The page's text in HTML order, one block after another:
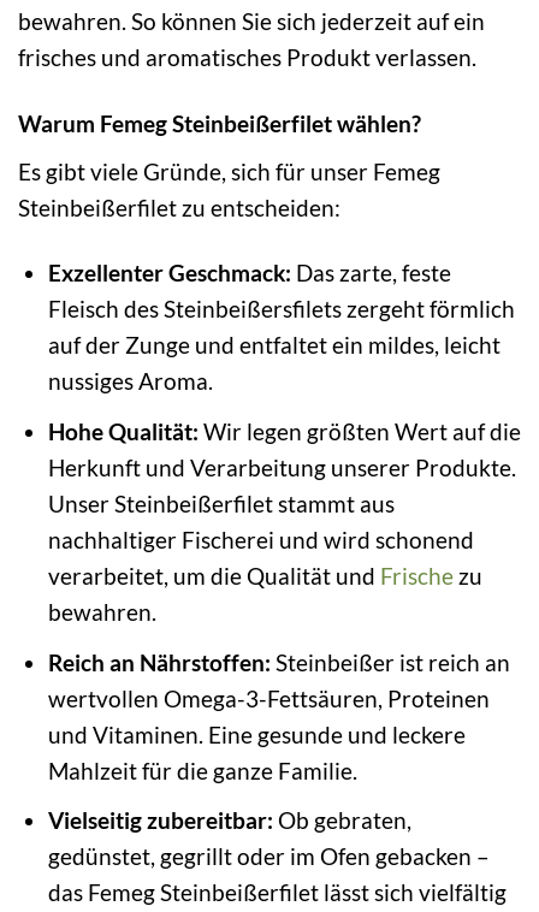
bewahren. So können Sie sich jederzeit auf ein
frisches und aromatisches Produkt verlassen.
Warum Femeg Steinbeißerfilet wählen?
Es gibt viele Gründe, sich für unser Femeg
Steinbeißerfilet zu entscheiden:
Exzellenter Geschmack: Das zarte, feste
Fleisch des Steinbeißersfilets zergeht förmlich
auf der Zunge und entfaltet ein mildes, leicht
nussiges Aroma.
Hohe Qualität: Wir legen größten Wert auf die
Herkunft und Verarbeitung unserer Produkte.
Unser Steinbeißerfilet stammt aus
nachhaltiger Fischerei und wird schonend
verarbeitet, um die Qualität und Frischezu
bewahren.
Reich an Nährstoffen: Steinbeißer ist reich an
wertvollen Omega-3-Fettsäuren, Proteinen
und Vitaminen. Eine gesunde und leckere
Mahlzeit für die ganze Familie.
Vielseitig zubereitbar: Ob gebraten,
gedünstet, gegrillt oder im Ofen gebacken –
das Femeg Steinbeißerfilet lässt sich vielfältig